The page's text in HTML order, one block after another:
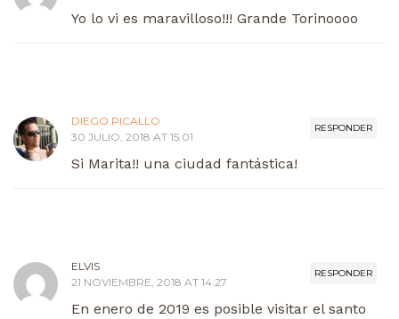
Yo lo vi es maravilloso!!! Grande Torinoooo
RESPONDER
DIEGO PICALLO
30 JULIO, 2018 AT 15:01
Si Marita!! una ciudad fantástica!
RESPONDER
ELVIS
21 NOVIEMBRE, 2018 AT 14:27
En enero de 2019 es posible visitar el santo